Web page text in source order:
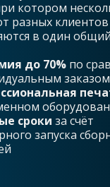
котором
разных клиентов
в один
до 70% по
заказом
сроки за счёт
запуска